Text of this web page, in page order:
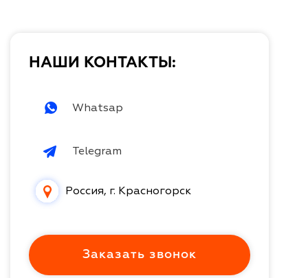
НАШИ КОНТАКТЫ:
Whatsap
Telegram
Россия, г. Красногорск
Заказать звонок